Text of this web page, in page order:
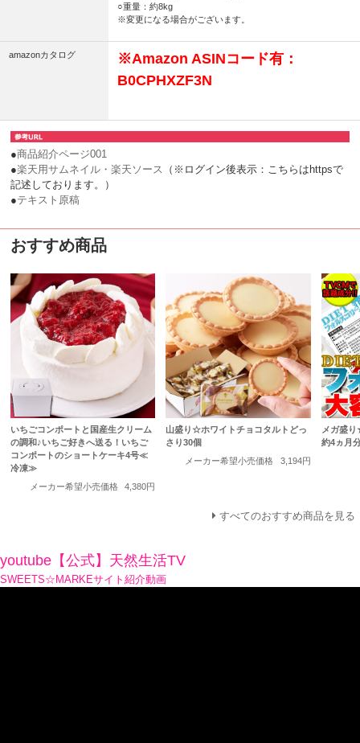
○重量：約8kg
※変更になる場合がございます。
amazonカタログ
※Amazon ASINコード有：
B0CPHXZF3N
●商品紹介ページ001
●楽天用サムネイル・楽天ソース
（※ログイン後表示：こちらはhttpsで
記述しております。）
●テキスト原稿
おすすめ商品
いちごコンポートと国産生クリーム
の調和♪いちご好きへ送る！いちご
コンポートのショートケーキ4号≪
冷凍≫
メーカー希望小売価格
4,380円
山盛り☆ホワイトチョコタルトどっ
さり30個
メーカー希望小売価格
3,194円
メガ盛
約4ヵ月
すべてのおすすめ商品を見る
youtube【公式】天然生活TV
SWEETS☆MARKEサイト紹介動画